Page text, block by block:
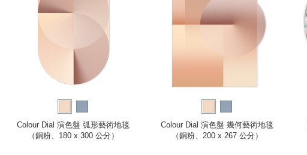
Colour Dial 演色盤 弧形藝術地毯
（銅粉、180 x 300 公分）
Colour Dial 演色盤 幾何藝術地毯
（銅粉、200 x 267 公分）